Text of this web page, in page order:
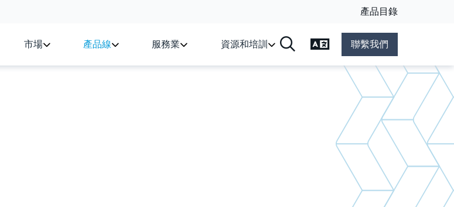
產品目錄
市場 產品線 服務業 資源和培訓 變更語言聯繫我們